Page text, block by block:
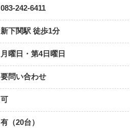
083-242-6411
新下関駅 徒歩1分
月曜日・第4日曜日
要問い合わせ
可
有（20台）